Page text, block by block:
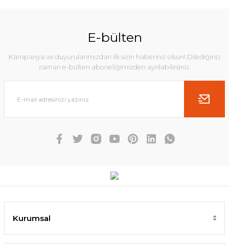
E-bülten
Kampanya ve duyurularımızdan ilk sizin haberiniz olsun! Dilediğiniz
zaman e-bülten aboneliğimizden ayrılabilirsiniz.
Kurumsal